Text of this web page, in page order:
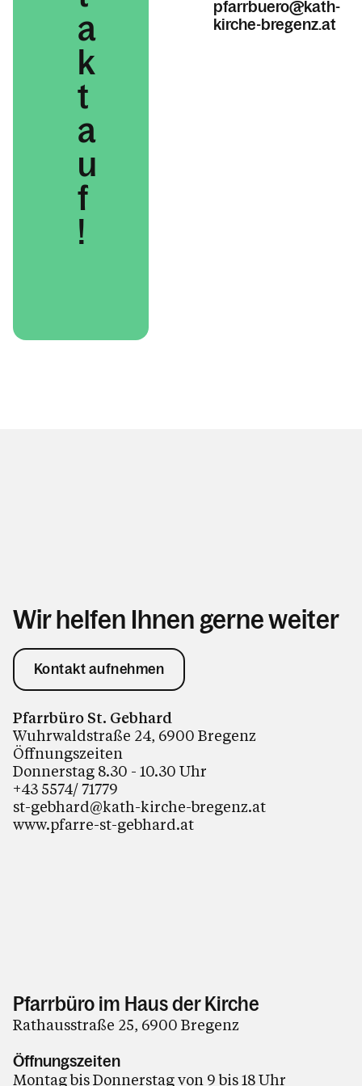
pfarrbuero@kath-
kirche-bregenz.at
a
k
t
a
u
f
!
Wir helfen Ihnen gerne weiter
Kontakt aufnehmen
Pfarrbüro St. Gebhard
Wuhrwaldstraße 24, 6900 Bregenz
Öffnungszeiten
Donnerstag 8.30 - 10.30 Uhr
+43 5574/ 71779
st-gebhard@kath-kirche-bregenz.at
www.pfarre-st-gebhard.at
Pfarrbüro im Haus der Kirche
Rathausstraße 25, 6900 Bregenz
Öffnungszeiten
Montag bis Donnerstag von 9 bis 18 Uhr